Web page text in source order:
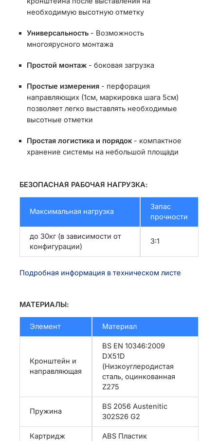
необходимую высотную отметку
Универсальность - Возможность
многоярусного монтажа
Простой монтаж - боковая загрузка
Простые измерения - перфорация
направляющих (1см, маркировка шага 5см)
позволяет легко выставлять необходимые
высотные отметки
Простая логистика и порядок - компактное
хранение системы на небольшой площади
БЕЗОПАСНАЯ РАБОЧАЯ НАГРУЗКА:
Максимальная нагрузка
Запас
прочности
до 30кг (в зависимости от
конфигурации)
3:1
Подробная информация в техническом листе
МАТЕРИАЛЫ:
Элемент Материал
Кронштейн и
направляющая
BS EN 10346:2009
DX51D
(Низкоуглеродистая
сталь, оцинкованная
Z275
Пружина
BS 2056 Austenitic
302S26 G2
Картридж ABS Пластик